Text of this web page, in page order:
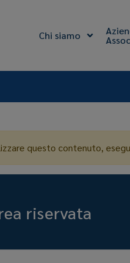
Chi siamo
questo contenuto,
riservata